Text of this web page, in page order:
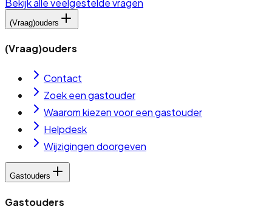
Bekijk alle veelgestelde vragen
(Vraag)ouders
(Vraag)ouders
Contact
Zoek een gastouder
Waarom kiezen voor een gastouder
Helpdesk
Wijzigingen doorgeven
Gastouders
Gastouders